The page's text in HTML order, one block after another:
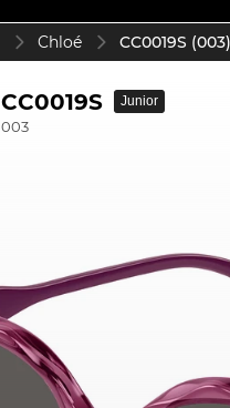
Chloé CC0019S (003)
CC0019S
003
Junior